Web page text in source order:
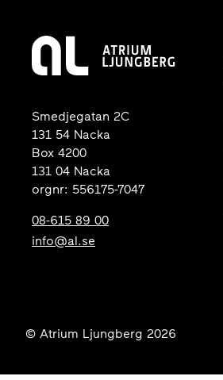
Smedjegatan 2C
131 54 Nacka
Box 4200
131 04 Nacka
orgnr: 556175-7047
08-615 89 00
info@al.se
© Atrium Ljungberg 2026